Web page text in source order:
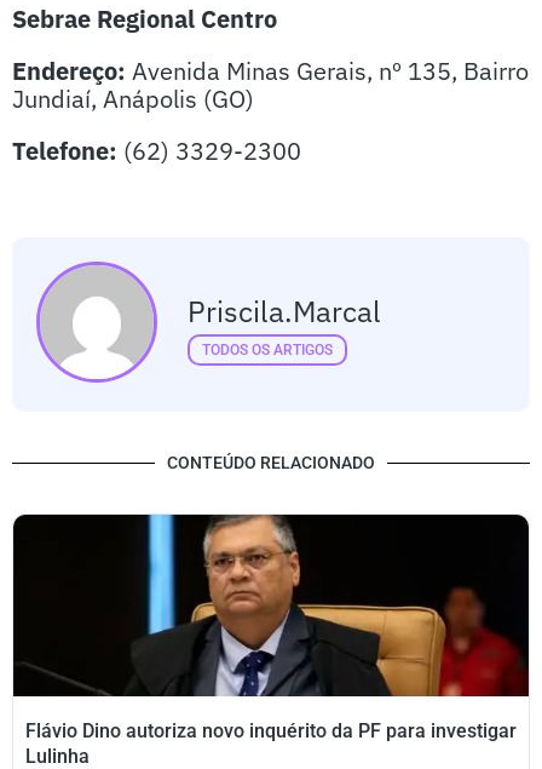
Sebrae Regional Centro
Endereço: Avenida Minas Gerais, nº 135, Bairro
Jundiaí, Anápolis (GO)
Telefone: (62) 3329-2300
Priscila.marcal
TODOS OS ARTIGOS
CONTEÚDO RELACIONADO
Flávio Dino autoriza novo inquérito da PF para investigar
Lulinha